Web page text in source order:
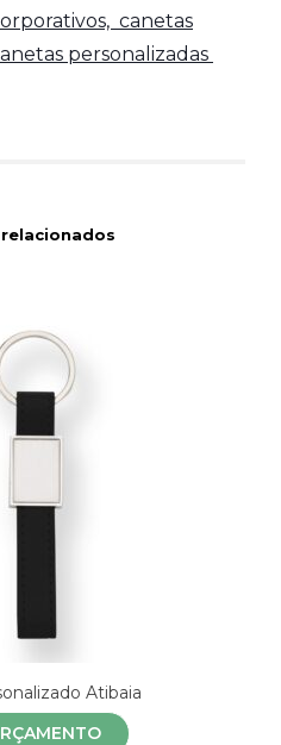
canetas
personalizadas
Atibaia